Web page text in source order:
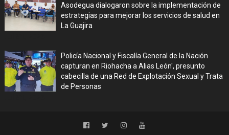
Asodegua dialogaron sobre la implementación de
estrategias para mejorar los servicios de salud en
La Guajira
Policía Nacional y Fiscalía General de la Nación
capturan en Riohacha a Alias León', presunto
cabecilla de una Red de Explotación Sexual y Trata
de Personas